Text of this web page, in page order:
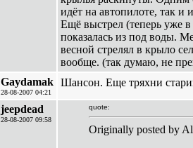
идёт на автопилоте, так и
Ещё выстрел (теперь уже
показалась из под воды.
весной стрелял в крыло
вообще. (так думаю, не
Gaydamak
28-08-2007 04:21
Шансон. Еще тряхни
jeepdead
28-08-2007 09:58
quote:
Originally posted by